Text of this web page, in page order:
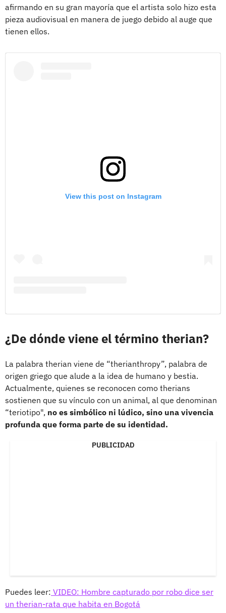
afirmando en su gran mayoría que el artista solo hizo esta
pieza audiovisual en manera de juego debido al auge que
tienen ellos.
View this post on Instagram
¿De dónde viene el término therian?
La palabra therian viene de “therianthropy”, palabra de
origen griego que alude a la idea de humano y bestia.
Actualmente, quienes se reconocen como therians
sostienen que su vínculo con un animal, al que denominan
“teriotipo", no es simbólico ni lúdico, sino una vivencia
profunda que forma parte de su identidad.
PUBLICIDAD
Puedes leer: VIDEO: Hombre capturado por robo dice ser
un therian-rata que habita en Bogotá